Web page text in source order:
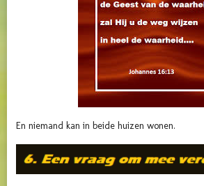
En niemand kan in beide huizen wonen.